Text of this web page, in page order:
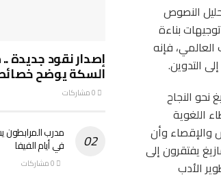
النصوص
بناءة
العالمي، فإنه
التدوين.
نحو النجاح
اللغوية
والإقصاء وأن
يفتقرون إلى
الأدب
إصدار نقود جديدة ..
السكة يوضح
مدرب
في أيام الفيفا